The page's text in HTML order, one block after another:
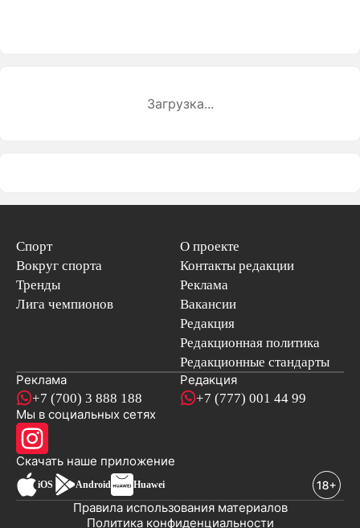
Загрузка...
Спорт
Вокруг спорта
Тренды
Лига чемпионов
О проекте
Контакты редакции
Реклама
Вакансии
Редакция
Редакционная политика
Редакционные стандарты
Реклама
+7 (700) 3 888 188
Редакция
+7 (777) 001 44 99
Мы в социальных сетях
Скачать наше приложениеновостей
iOS Android Huawei
Политика конфиденциальности
Правила использования материалов